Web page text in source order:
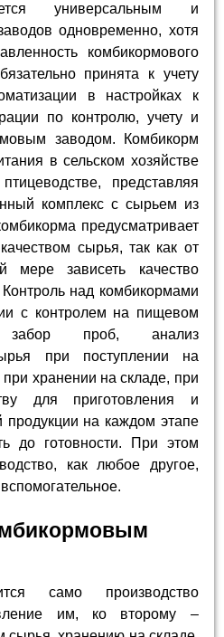
универсальным и
одновременно, хотя
комбикормового
принята к учету
в настройках к
по контролю, учету и
заводом. Комбикорм
в сельском хозяйстве
представляя
комплекс с сырьем из
предусматривает
сырья, так как от
мере зависеть качество
над комбикормами
с контролем на пищевом
забор проб, анализ
при поступлении на
хранении на складе, при
для приготовления и
продукции на каждом этапе
до готовности. При этом
как любое другое,
само производство
им, ко второму –